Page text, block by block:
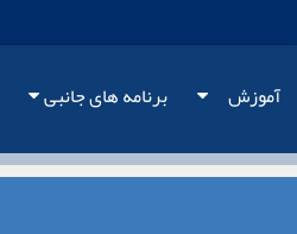
آموزش برنامه های جانبی